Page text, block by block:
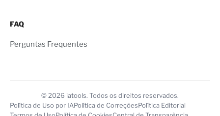
FAQ
Perguntas Frequentes
© 2026 iatools. Todos os direitos reservados.
Política de Uso por IAPolítica de CorreçõesPolítica Editorial